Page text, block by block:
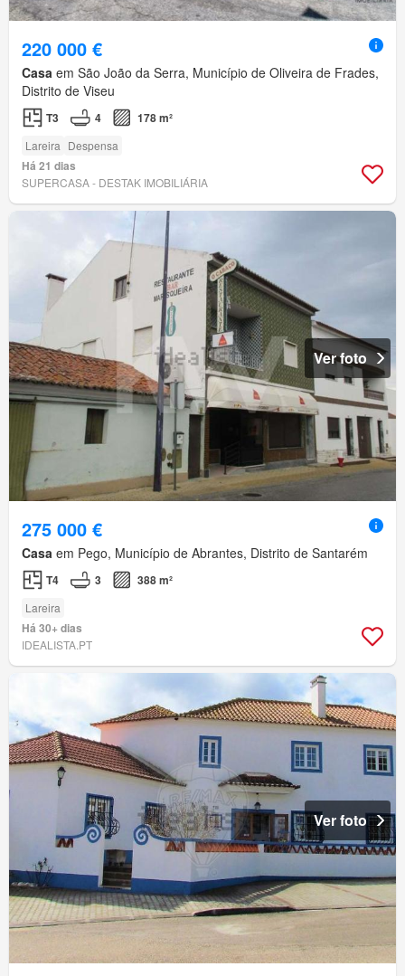
220 000 €
Casa em São João da Serra, Município de Oliveira de Frades,
Distrito de Viseu
T3 4 178 m²
Lareira Despensa
Há 21 dias
SUPERCASA - DESTAK IMOBILIÁRIA
Ver foto
275 000 €
Casa em Pego, Município de Abrantes, Distrito de Santarém
T4 3 388 m²
Lareira
Há 30+ dias
IDEALISTA.PT
Ver foto